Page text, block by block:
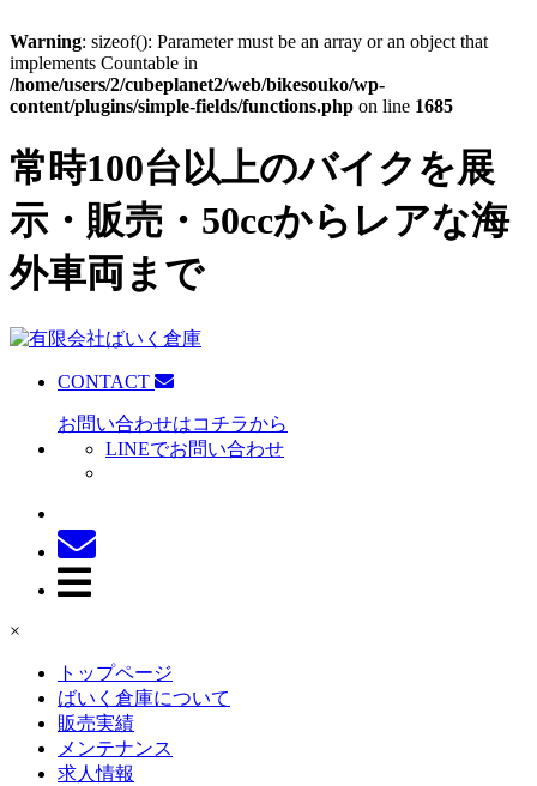
Warning: sizeof(): Parameter must be an array or an object that
implements Countable in
/home/users/2/cubeplanet2/web/bikesouko/wp-
content/plugins/simple-fields/functions.php on line 1685
常時100台以上のバイクを展
示・販売・50ccからレアな海
外車両まで
CONTACT
お問い合わせはコチラから
LINEでお問い合わせ
×
トップページ
ばいく倉庫について
販売実績
メンテナンス
求人情報